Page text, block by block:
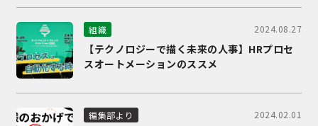
組織 2024.08.27
【テクノロジーで描く未来の人事】HRプロセ
スオートメーションのススメ
編集部より 2024.02.01